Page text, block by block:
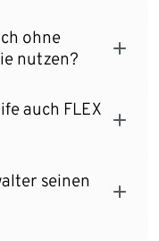
ohne
nutzen?
auch FLEX
seinen